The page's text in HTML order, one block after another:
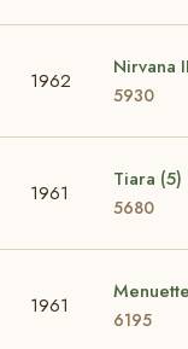
1962
Nirvana
5930
1961
Tiara (5)
5680
1961
6195